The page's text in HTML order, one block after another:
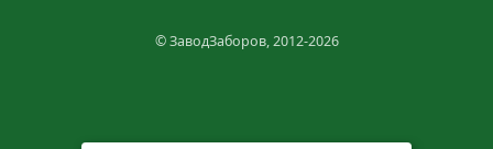
© ЗаводЗаборов, 2012-2026